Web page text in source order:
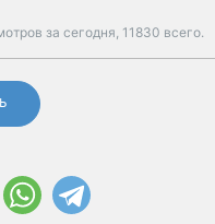
за сегодня, 11830 всего.